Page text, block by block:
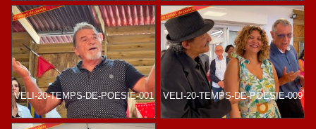
VELI-20-TEMPS-DE-POESIE-001 VELI-20-TEMPS-DE-POESIE-009